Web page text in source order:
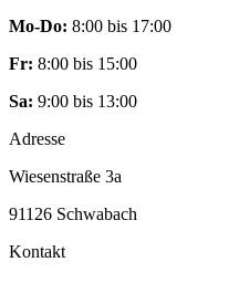
Mo-Do: 8:00 bis 17:00
Fr: 8:00 bis 15:00
Sa: 9:00 bis 13:00
Adresse
Wiesenstraße 3a
91126 Schwabach
Kontakt